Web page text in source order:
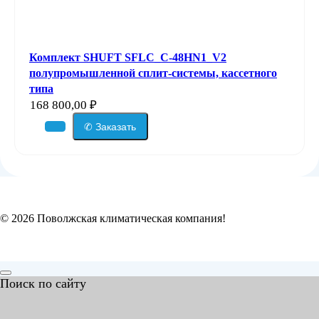
Комплект SHUFT SFLC_C-48HN1_V2
полупромышленной сплит-системы, кассетного
типа
168 800,00 ₽
✆ Заказать
© 2026 Поволжская климатическая компания!
Поиск по сайту